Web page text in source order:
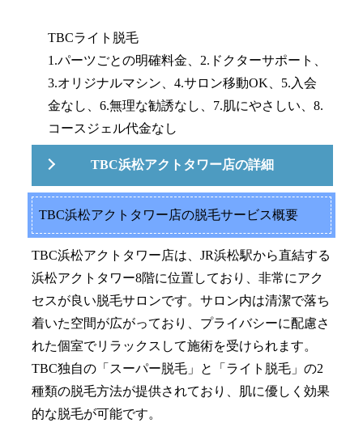
TBCライト脱毛
1.パーツごとの明確料金、2.ドクターサポート、
3.オリジナルマシン、4.サロン移動OK、5.入会
金なし、6.無理な勧誘なし、7.肌にやさしい、8.
コースジェル代金なし
TBC浜松アクトタワー店の詳細
TBC浜松アクトタワー店の脱毛サービス概要
TBC浜松アクトタワー店は、JR浜松駅から直結する
浜松アクトタワー8階に位置しており、非常にアク
セスが良い脱毛サロンです。サロン内は清潔で落ち
着いた空間が広がっており、プライバシーに配慮さ
れた個室でリラックスして施術を受けられます。
TBC独自の「スーパー脱毛」と「ライト脱毛」の2
種類の脱毛方法が提供されており、肌に優しく効果
的な脱毛が可能です。